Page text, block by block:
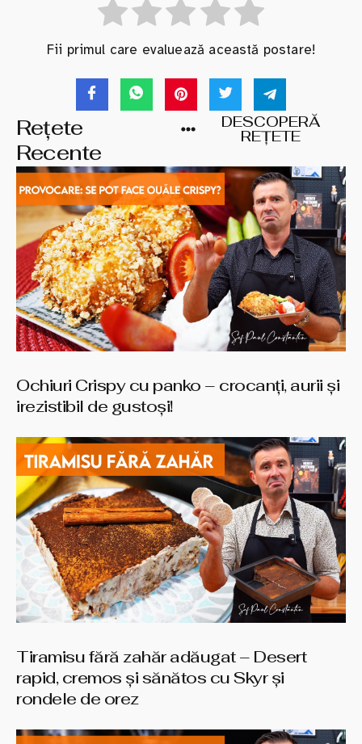
Fii primul care evaluează această postare!
Rețete
Recente
DESCOPERĂ
REȚETE
Ochiuri Crispy cu panko – crocanți, aurii și
irezistibil de gustoși!
Tiramisu fără zahăr adăugat – Desert
rapid, cremos și sănătos cu Skyr și
rondele de orez